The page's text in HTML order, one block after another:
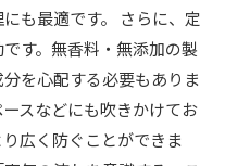
も最適です。 さらに、定
す。無香料・無添加の製
を心配する必要もありま
スなどにも吹きかけてお
広く防ぐことができま